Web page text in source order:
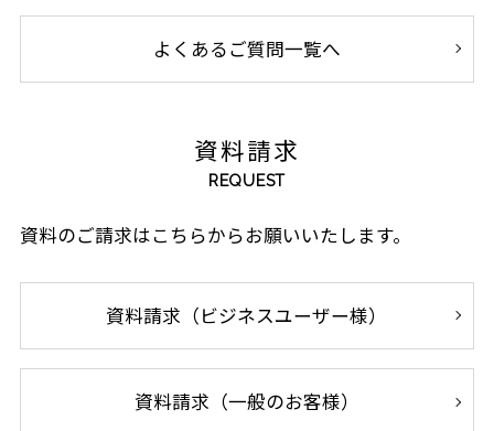
よくあるご質問一覧へ
資料請求
REQUEST
資料のご請求はこちらからお願いいたします。
資料請求（ビジネスユーザー様）
資料請求（一般のお客様）